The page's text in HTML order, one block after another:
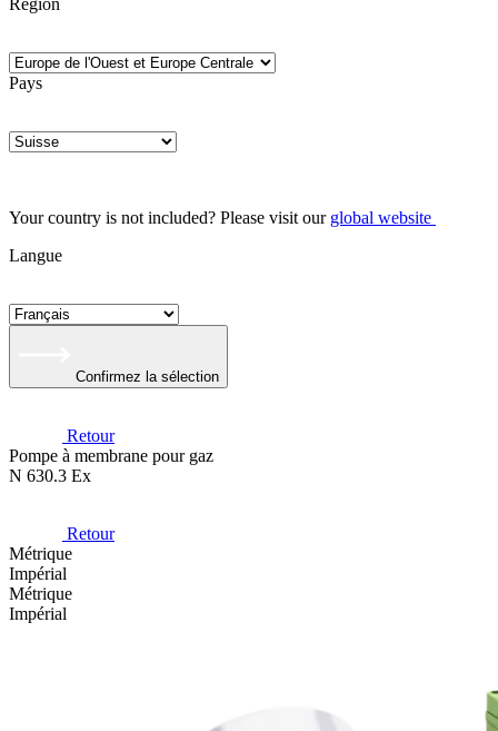
Région
Pays
Your country is not included? Please visit our global website
Langue
Confirmez la sélection
Retour
Pompe à membrane pour gaz
N 630.3 Ex
Retour
Métrique
Impérial
Métrique
Impérial